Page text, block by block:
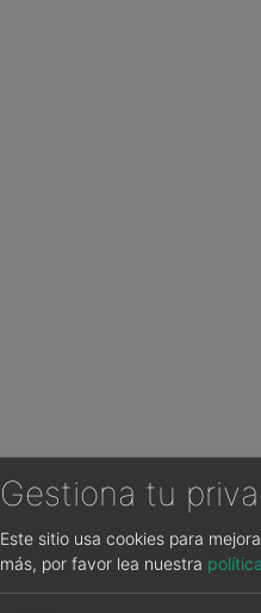
Gestiona tu
Este sitio usa cookies para
más, por favor lea nuestra